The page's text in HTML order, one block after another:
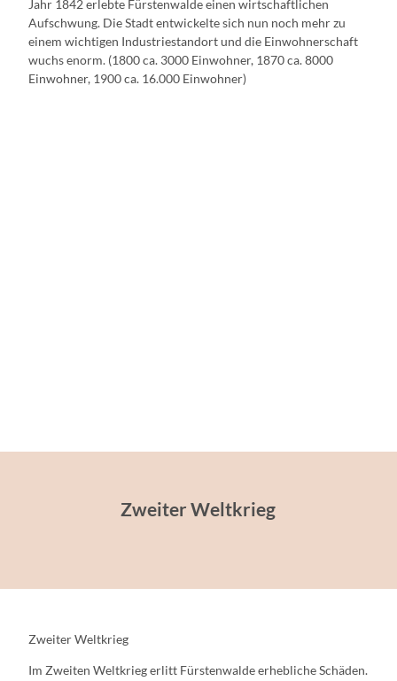
Jahr 1842 erlebte Fürstenwalde einen wirtschaftlichen
Aufschwung. Die Stadt entwickelte sich nun noch mehr zu
einem wichtigen Industriestandort und die Einwohnerschaft
wuchs enorm. (1800 ca. 3000 Einwohner, 1870 ca. 8000
Einwohner, 1900 ca. 16.000 Einwohner)
Zweiter Weltkrieg
Zweiter Weltkrieg
Im Zweiten Weltkrieg erlitt Fürstenwalde erhebliche Schäden.